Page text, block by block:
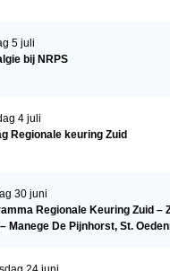
ONLINE
5 juli
bij NRPS
4 juli
Regionale keuring Zuid
30 juni
Regionale Keuring Zuid –
Manege De Pijnhorst, St.